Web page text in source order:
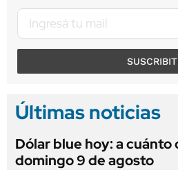
Últimas noticias
Dólar blue hoy: a cuánto
domingo 9 de agosto